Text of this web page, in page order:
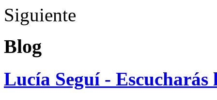
Siguiente
Blog
Lucía Seguí - Escucharás